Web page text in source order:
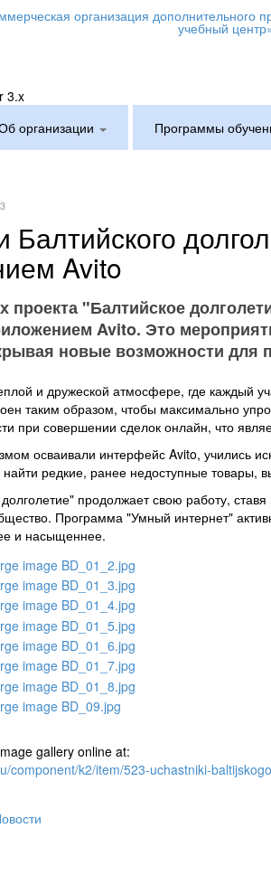
организации Программы
Балтийского
Avito
проекта "Балтийское
Avito. Это
новые возможности для
и дружеской атмосфере, где каждый
таким образом, чтобы максимально
при совершении сделок онлайн, что
осваивали интерфейс Avito, учились
редкие, ранее недоступные товары,
долголетие" продолжает свою работу,
Программа "Умный интернет"
и насыщеннее.
gallery online at:
component/k2/item/523-uchastniki-